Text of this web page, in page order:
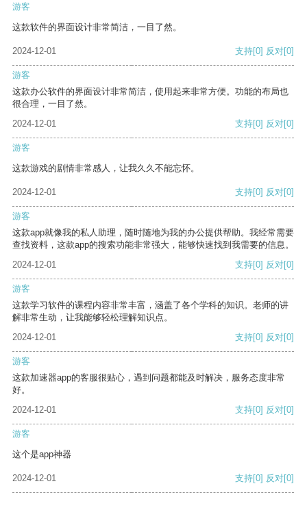
游客
这款软件的界面设计非常简洁，一目了然。
2024-12-01 支持[0] 反对[0]
游客
这款办公软件的界面设计非常简洁，使用起来非常方便。功能的布局也
很合理，一目了然。
2024-12-01
支持[0] 反对[0]
游客
这款游戏的剧情非常感人，让我久久不能忘怀。
2024-12-01 支持[0] 反对[0]
游客
这款app就像我的私人助理，随时随地为我的办公提供帮助。我经常需要
查找资料，这款app的搜索功能非常强大，能够快速找到我需要的信息。
2024-12-01
支持[0] 反对[0]
游客
这款学习软件的课程内容非常丰富，涵盖了各个学科的知识。老师的讲
解非常生动，让我能够轻松理解知识点。
2024-12-01
支持[0] 反对[0]
游客
这款加速器app的客服很贴心，遇到问题都能及时解决，服务态度非常
好。
2024-12-01
支持[0] 反对[0]
游客
这个是app神器
2024-12-01 支持[0] 反对[0]